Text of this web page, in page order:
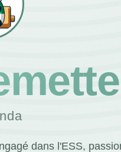
dans l'ESS,